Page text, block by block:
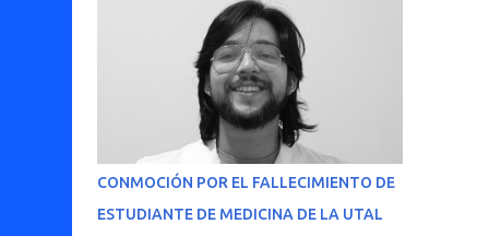
CONMOCIÓN POR EL FALLECIMIENTO DE
ESTUDIANTE DE MEDICINA DE LA UTAL